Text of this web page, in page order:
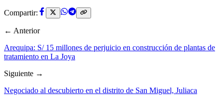
Compartir:
← Anterior
Arequipa: S/ 15 millones de perjuicio en construcción de plantas de
tratamiento en La Joya
Siguiente →
Negociado al descubierto en el distrito de San Miguel, Juliaca